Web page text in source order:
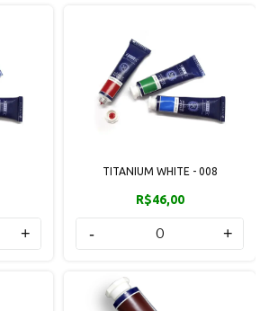
+
TITANIUM WHITE - 008
R$46,00
- +